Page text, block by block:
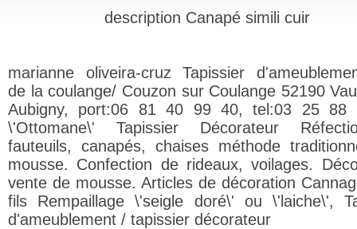
description Canapé simili cuir
marianne oliveira-cruz Tapissier
de la coulange/ Couzon sur Coulange 52190
Aubigny, port:06 81 40 99 40, tel:03 25 88
\'Ottomane\' Tapissier Décorateur
fauteuils, canapés, chaises méthode
mousse. Confection de rideaux, voilages.
vente de mousse. Articles de décoration
fils Rempaillage \'seigle doré\' ou \'laiche\',
d'ameublement / tapissier décorateur